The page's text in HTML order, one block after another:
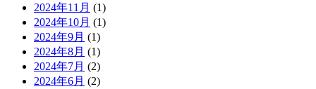
2024年11月 (1)
2024年10月 (1)
2024年9月 (1)
2024年8月 (1)
2024年7月 (2)
2024年6月 (2)